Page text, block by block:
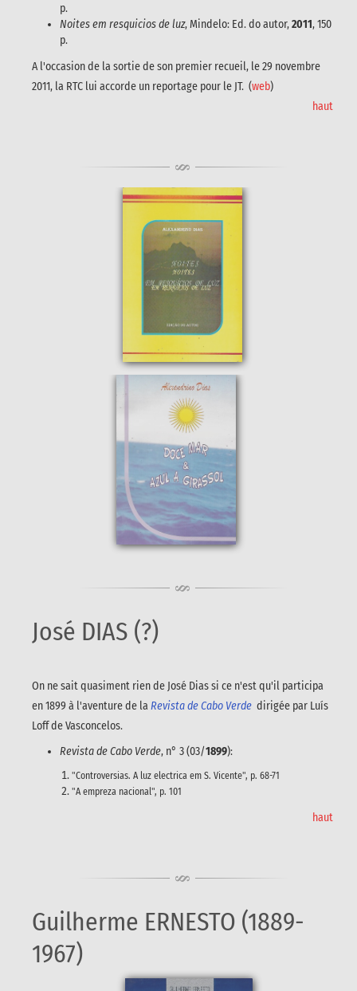
p.
Noites em resquicios de luz, Mindelo: Ed. do autor,2011, 150
p.
A l'occasion de la sortie de son premier recueil, le 29 novembre
2011, la RTC lui accorde un reportage pour le JT. (web)
haut
José DIAS (?)
On ne sait quasiment rien de José Dias si ce n'est qu'il participa
en 1899 à l'aventure de la Revista de Cabo Verde dirigée par Luís
Loff de Vasconcelos.
Revista de Cabo Verde, n° 3 (03/1899):
"Controversias. A luz electrica em S. Vicente", p. 68-71
"A empreza nacional", p. 101
haut
Guilherme ERNESTO (1889-
1967)